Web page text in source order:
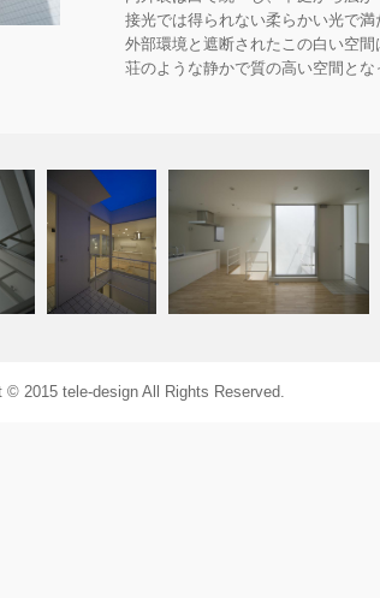
接光では得られない柔らかい光で
外部環境と遮断されたこの白い空
荘のような静かで質の高い空間とな
プロジェクト名：Alley House
竣工年月：2009年1月
カテゴリー：住宅
敷地面積：76.87㎡
建築面積：42.72㎡
規模：木造２階建て
© 2015 tele-design All Rights Reserved.